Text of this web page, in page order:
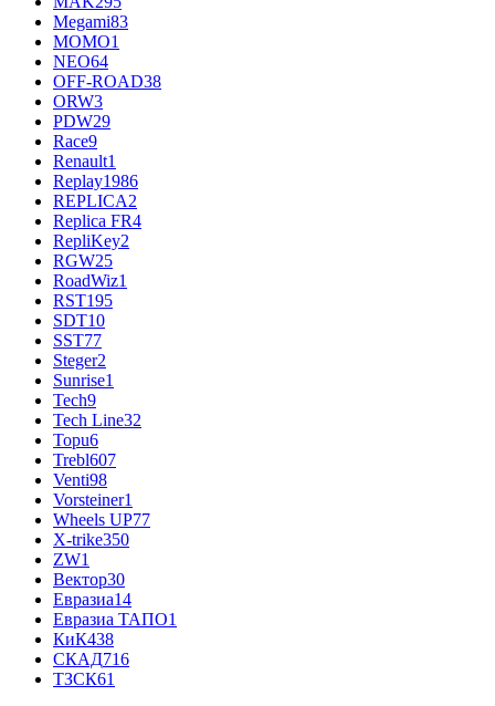
Megami83
MOMO1
NEO64
OFF-ROAD38
ORW3
PDW29
Race9
Renault1
Replay1986
REPLICA2
Replica FR4
RepliKey2
RGW25
RoadWiz1
RST195
SDT10
SST77
Steger2
Sunrise1
Tech9
Tech Line32
Topu6
Trebl607
Venti98
Vorsteiner1
Wheels UP77
X-trike350
ZW1
Вектор30
Евразиа14
Евразиа ТАПО1
КиК438
СКАД716
ТЗСК61